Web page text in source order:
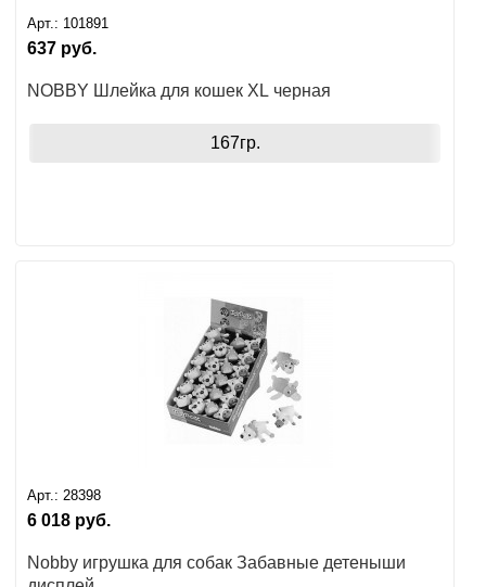
Арт.: 101891
637 руб.
NOBBY Шлейка для кошек XL черная
167гр.
Арт.: 28398
6 018 руб.
Nobby игрушка для собак Забавные детеныши